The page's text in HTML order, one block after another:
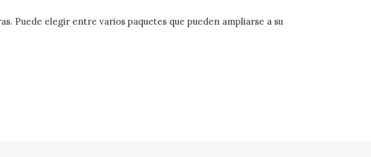
Puede elegir entre varios paquetes que pueden ampliarse a su